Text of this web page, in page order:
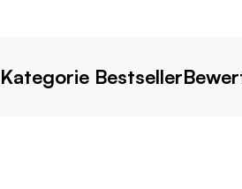
Kategorie Bestseller